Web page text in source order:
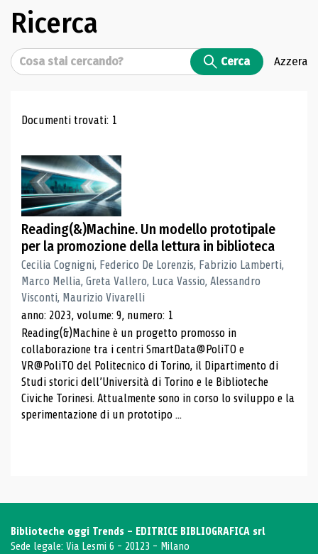
Ricerca
Cerca Cerca Azzera
Risultati di ricerca
Documenti trovati: 1
Reading(&)Machine. Un modello prototipale
per la promozione della lettura in biblioteca
Cecilia Cognigni, Federico De Lorenzis, Fabrizio Lamberti,
Marco Mellia, Greta Vallero, Luca Vassio, Alessandro
Visconti, Maurizio Vivarelli
anno: 2023, volume: 9, numero: 1
Reading(&)Machine è un progetto promosso in
collaborazione tra i centri SmartData@PoliTO e
VR@PoliTO del Politecnico di Torino, il Dipartimento di
Studi storici dell’Università di Torino e le Biblioteche
Civiche Torinesi. Attualmente sono in corso lo sviluppo e la
sperimentazione di un prototipo ...
Biblioteche oggi Trends - EDITRICE BIBLIOGRAFICA srl
Sede legale: Via Lesmi 6 - 20123 - Milano